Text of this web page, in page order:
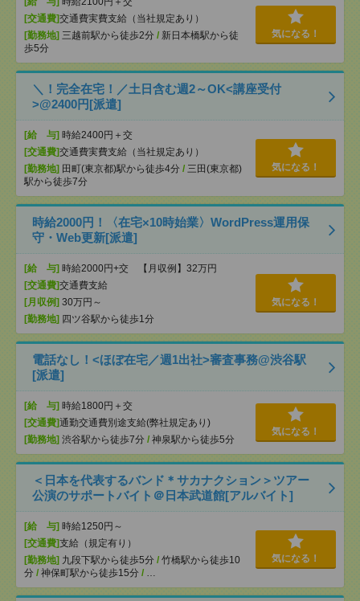
[交通費]交通費実費支給（当社規定あり）
[勤務地] 三越前駅から徒歩2分 / 新日本橋駅から徒
歩5分
気になる！
＼！完全在宅！／土日含む週2～OK<講座受付
>@2400円[派遣]
[給 与] 時給2400円＋交
[交通費]交通費実費支給（当社規定あり）
[勤務地] 田町(東京都)駅から徒歩4分 / 三田(東京都)
駅から徒歩7分
気になる！
時給2000円！〈在宅×10時始業〉WordPress運用保
守・Web更新[派遣]
[給 与] 時給2000円+交 【月収例】32万円
[交通費]交通費支給
[月収例] 30万円～
[勤務地] 四ツ谷駅から徒歩1分
気になる！
電話なし！<ほぼ在宅／週1出社>審査事務@渋谷駅
[派遣]
[給 与] 時給1800円＋交
[交通費]通勤交通費別途支給(弊社規定あり)
[勤務地] 渋谷駅から徒歩7分 / 神泉駅から徒歩5分
気になる！
＜日本を代表するバンド＊サカナクション＞ツアー
公演のサポートバイト＠日本武道館[アルバイト]
[給 与] 時給1250円～
[交通費]支給（規定有り）
[勤務地] 九段下駅から徒歩5分 / 竹橋駅から徒歩10
分 / 神保町駅から徒歩15分 /
気になる！